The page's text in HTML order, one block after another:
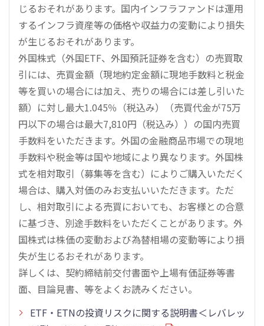
じるおそれがあります。国内インフラファンドは運用
するインフラ資産等の価格や収益力の変動により損失
が生じるおそれがあります。
外国株式（外国ETF、外国預託証券を含む）の売買取
引には、売買金額（現地約定金額に現地手数料と税金
等を買いの場合には加え、売りの場合には差し引いた
額）に対し最大1.045％（税込み）（売買代金が75万
円以下の場合は最大7,810円（税込み））の国内売買
手数料をいただきます。外国の金融商品市場での現地
手数料や税金等は国や地域により異なります。外国株
式を相対取引（募集等を含む）によりご購入いただく
場合は、購入対価のみお支払いいただきます。ただ
し、相対取引による売買においても、お客様との合意
に基づき、別途手数料をいただくことがあります。外
国株式は株価の変動および為替相場の変動等により損
失が生じるおそれがあります。
詳しくは、契約締結前交付書面や上場有価証券等書
面、目論見書、等をよくお読みください。
ETF・ETNの投資リスクに関する説明書＜レバレッ